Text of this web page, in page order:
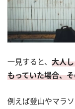
一見すると、 大人
もっていた場合、
例えば登山やマラ